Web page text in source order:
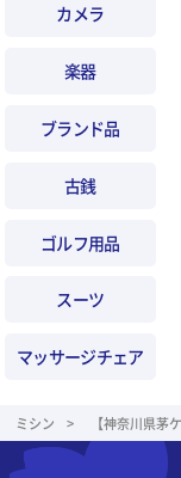
カメラ
楽器
ブランド品
古銭
ゴルフ用品
スーツ
マッサージチェア
ミシン 【神奈川県茅